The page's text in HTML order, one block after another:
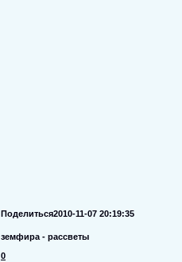
Поделиться2010-11-07 20:19:35
земфира - рассветы
0